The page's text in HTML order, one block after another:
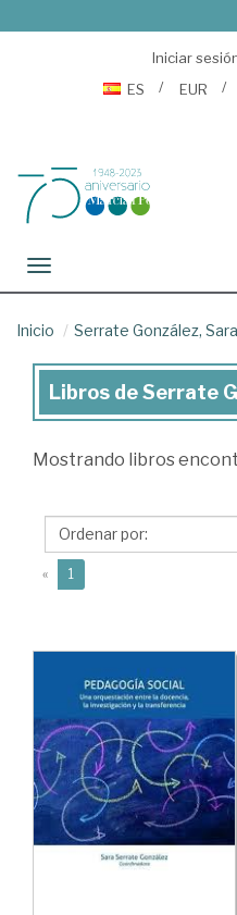
Iniciar
ES
EUR
Toggle navigation
Inicio Serrate González, Sara
Libros
Serrate
Sara
Libros de Serrate
Mostrando libros
« 1